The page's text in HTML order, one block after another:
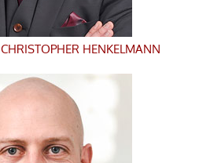
CHRISTOPHER HENKELMANN